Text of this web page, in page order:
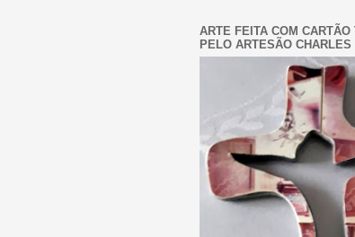
ARTE FEITA COM CARTÃO
PELO ARTESÃO CHARLES